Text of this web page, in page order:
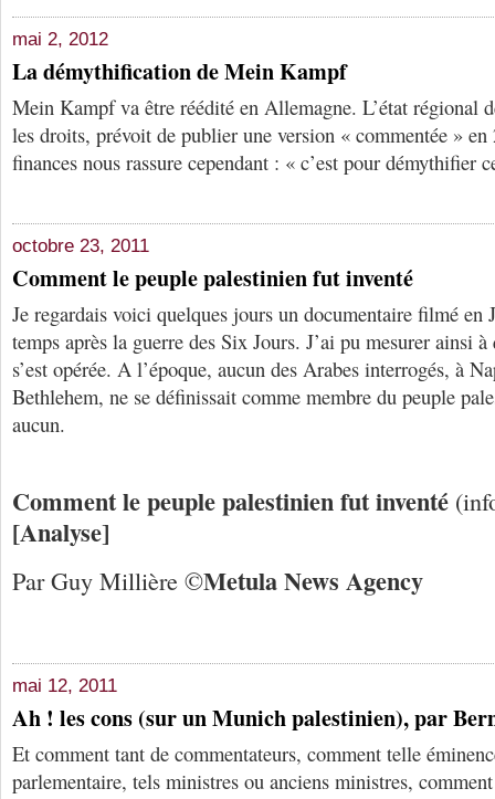
mai 2, 2012
La démythification de Mein Kampf
Mein Kampf va être réédité en Allemagne. L’état régional
les droits, prévoit de publier une version « commentée »
finances nous rassure cependant : « c’est pour démythifier
octobre 23, 2011
Comment le peuple palestinien fut inventé
Je regardais voici quelques jours un documentaire filmé en
temps après la guerre des Six Jours. J’ai pu mesurer ainsi
s’est opérée. A l’époque, aucun des Arabes interrogés, à
Bethlehem, ne se définissait comme membre du peuple
aucun.
Comment le peuple palestinien fut inventé
[Analyse]
Par Guy Millière ©MetulaNews Agency
mai 12, 2011
Ah ! les cons (sur un Munich palestinien), par
Et comment tant de commentateurs, comment telle
parlementaire, tels ministres ou anciens ministres,